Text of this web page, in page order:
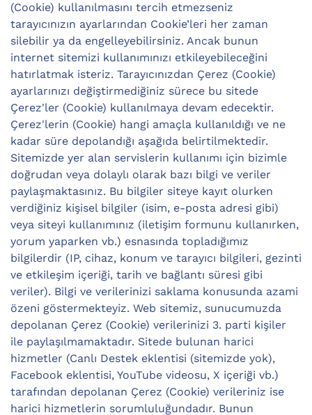
(Cookie) kullanılmasını tercih etmezseniz
tarayıcınızın ayarlarından Cookie’leri her zaman
silebilir ya da engelleyebilirsiniz. Ancak bunun
internet sitemizi kullanımınızı etkileyebileceğini
hatırlatmak isteriz. Tarayıcınızdan Çerez (Cookie)
ayarlarınızı değiştirmediğiniz sürece bu sitede
Çerez'ler (Cookie) kullanılmaya devam edecektir.
Çerez'lerin (Cookie) hangi amaçla kullanıldığı ve ne
kadar süre depolandığı aşağıda belirtilmektedir.
Sitemizde yer alan servislerin kullanımı için bizimle
doğrudan veya dolaylı olarak bazı bilgi ve veriler
paylaşmaktasınız. Bu bilgiler siteye kayıt olurken
verdiğiniz kişisel bilgiler (isim, e-posta adresi gibi)
veya siteyi kullanımınız (iletişim formunu kullanırken,
yorum yaparken vb.) esnasında topladığımız
bilgilerdir (IP, cihaz, konum ve tarayıcı bilgileri, gezinti
ve etkileşim içeriği, tarih ve bağlantı süresi gibi
veriler). Bilgi ve verilerinizi saklama konusunda azami
özeni göstermekteyiz. Web sitemiz, sunucumuzda
depolanan Çerez (Cookie) verilerinizi 3. parti kişiler
ile paylaşılmamaktadır. Sitede bulunan harici
hizmetler (Canlı Destek eklentisi (sitemizde yok),
Facebook eklentisi, YouTube videosu, X içeriği vb.)
tarafından depolanan Çerez (Cookie) verileriniz ise
harici hizmetlerin sorumluluğundadır. Bunun